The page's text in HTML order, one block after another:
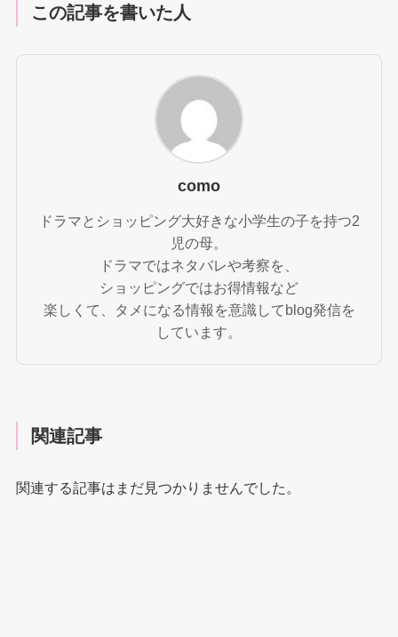
この記事を書いた人
como
ドラマとショッピング大好きな小学生の子を持つ2
児の母。
ドラマではネタバレや考察を、
ショッピングではお得情報など
楽しくて、タメになる情報を意識してblog発信を
しています。
関連記事
関連する記事はまだ見つかりませんでした。